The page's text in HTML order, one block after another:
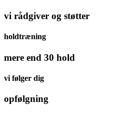
vi rådgiver og støtter
holdtræning
mere end 30 hold
vi følger dig
opfølgning